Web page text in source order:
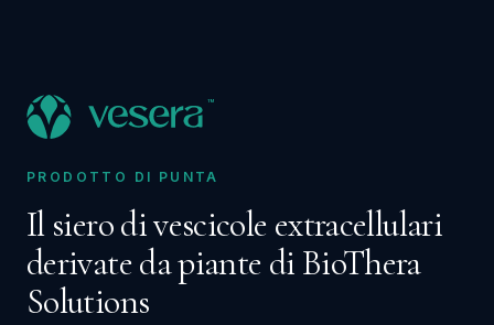
™
PRODOTTO DI PUNTA
Il siero di vescicole extracellulari
derivate da piante di BioThera
Solutions